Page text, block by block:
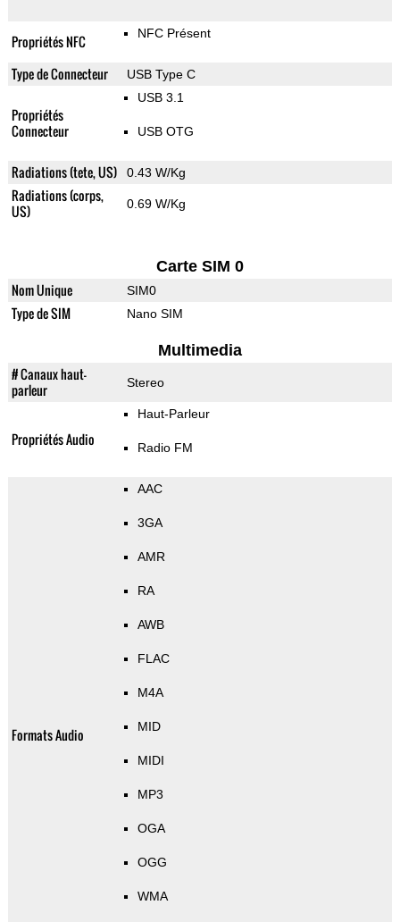
Propriétés NFC NFC Présent
Type de Connecteur USB Type C
Propriétés
Connecteur
USB 3.1
USB OTG
Radiations (tete, US) 0.43 W/Kg
Radiations (corps,
US)
0.69 W/Kg
Carte SIM 0
Nom Unique SIM0
Type de SIM Nano SIM
Multimedia
# Canaux haut-
parleur
Stereo
Propriétés Audio
Haut-Parleur
Radio FM
Formats Audio
AAC
3GA
AMR
RA
AWB
FLAC
M4A
MID
MIDI
MP3
OGA
OGG
WMA